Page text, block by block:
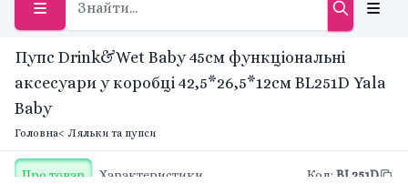
Пупс Drink&Wet Baby 45см функціональні
аксесуари у коробці 42,5*26,5*12cм BL251D Yala
Baby
Головна< Ляльки та пупси
Про товар Характеристики Код: BL251D